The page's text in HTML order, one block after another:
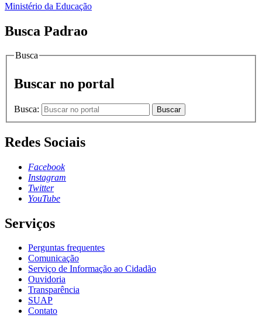
Ministério da Educação
Busca Padrao
Busca
Buscar no portal
Busca: Buscar
Redes Sociais
Facebook
Instagram
Twitter
YouTube
Serviços
Perguntas frequentes
Comunicação
Serviço de Informação ao Cidadão
Ouvidoria
Transparência
SUAP
Contato